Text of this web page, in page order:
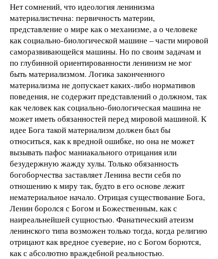
Нет сомнений, что идеология ленинизма
материалистична: первичность материи,
представление о мире как о механизме, а о человеке
как социально-биологической машине – части мировой
саморазвивающейся машины. Но по своим задачам и
по глубинной ориентированности ленинизм не мог
быть материализмом. Логика законченного
материализма не допускает каких-либо нормативов
поведения, не содержит представлений о должном, так
как человек как социально-биологическая машина не
может иметь обязанностей перед мировой машиной. К
идее Бога такой материализм должен был бы
относиться, как к вредной ошибке, но она не может
вызывать пафос маниакального отрицания или
безудержную жажду хулы. Только обязанность
богоборчества заставляет Ленина вести себя по
отношению к миру так, будто в его основе лежит
нематериальное начало. Отрицая существование Бога,
Ленин боролся с Богом и Божественным, как с
наиреальнейшей сущностью. Фанатический атеизм
ленинского типа возможен только тогда, когда религию
отрицают как вредное суеверие, но с Богом борются,
как с абсолютно враждебной реальностью.